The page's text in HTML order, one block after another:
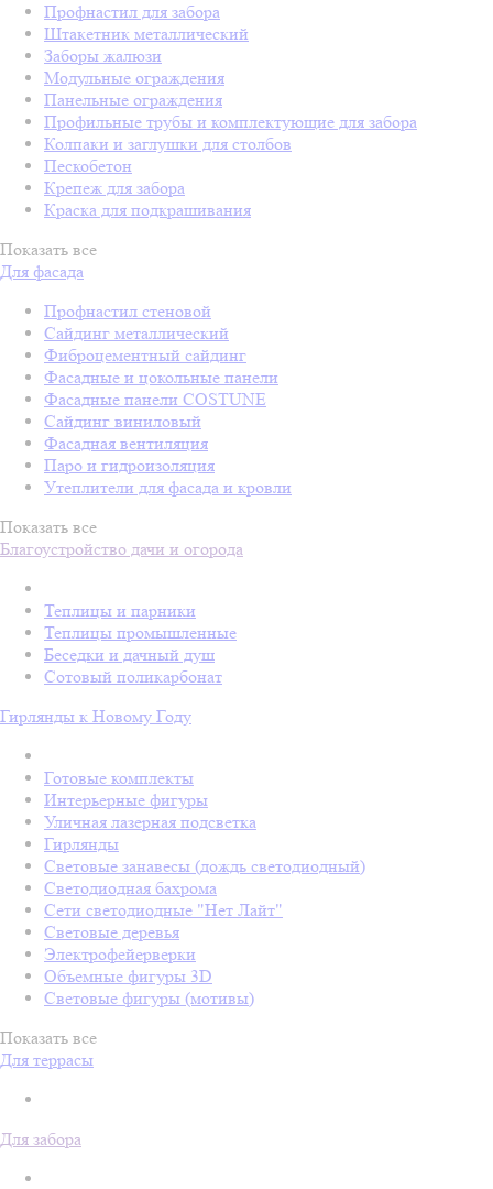
Профнастил для забора
Штакетник металлический
Заборы жалюзи
Модульные ограждения
Панельные ограждения
Профильные трубы и комплектующие для забора
Колпаки и заглушки для столбов
Пескобетон
Крепеж для забора
Краска для подкрашивания
Показать все
Для фасада
Профнастил стеновой
Сайдинг металлический
Фиброцементный сайдинг
Фасадные и цокольные панели
Фасадные панели COSTUNE
Сайдинг виниловый
Фасадная вентиляция
Паро и гидроизоляция
Утеплители для фасада и кровли
Показать все
Благоустройство дачи и огорода
Теплицы и парники
Теплицы промышленные
Беседки и дачный душ
Сотовый поликарбонат
Гирлянды к Новому Году
Готовые комплекты
Интерьерные фигуры
Уличная лазерная подсветка
Гирлянды
Световые занавесы (дождь светодиодный)
Светодиодная бахрома
Сети светодиодные "Нет Лайт"
Световые деревья
Электрофейерверки
Объемные фигуры 3D
Световые фигуры (мотивы)
Показать все
Для террасы
Для забора